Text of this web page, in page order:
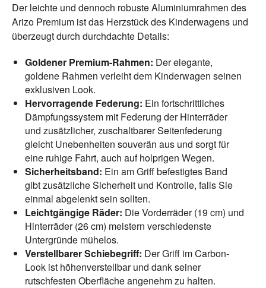
Der leichte und dennoch robuste Aluminiumrahmen des
Arizo Premium ist das Herzstück des Kinderwagens und
überzeugt durch durchdachte Details:
Goldener Premium-Rahmen: Der elegante,
goldene Rahmen verleiht dem Kinderwagen seinen
exklusiven Look.
Hervorragende Federung: Ein fortschrittliches
Dämpfungssystem mit Federung der Hinterräder
und zusätzlicher, zuschaltbarer Seitenfederung
gleicht Unebenheiten souverän aus und sorgt für
eine ruhige Fahrt, auch auf holprigen Wegen.
Sicherheitsband: Ein am Griff befestigtes Band
gibt zusätzliche Sicherheit und Kontrolle, falls Sie
einmal abgelenkt sein sollten.
Leichtgängige Räder: Die Vorderräder (19 cm) und
Hinterräder (26 cm) meistern verschiedenste
Untergründe mühelos.
Verstellbarer Schiebegriff: Der Griff im Carbon-
Look ist höhenverstellbar und dank seiner
rutschfesten Oberfläche angenehm zu halten.